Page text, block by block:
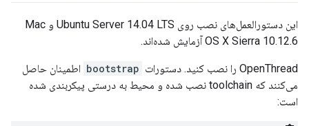
این دستورالعمل‌های نصب روی Ubuntu Server 14.04 LTS و Mac
OS X Sierra 10.12.6 آزمایش شده‌اند.
OpenThread را نصب کنید. دستورات bootstrap اطمینان حاصل
می‌کنند که toolchain نصب شده و محیط به درستی پیکربندی شده
است: